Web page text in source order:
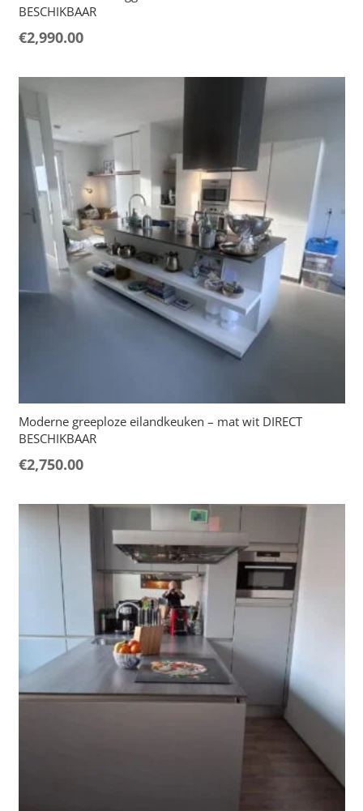
BESCHIKBAAR
€2,990.00
Moderne greeploze eilandkeuken – mat wit DIRECT
BESCHIKBAAR
€2,750.00